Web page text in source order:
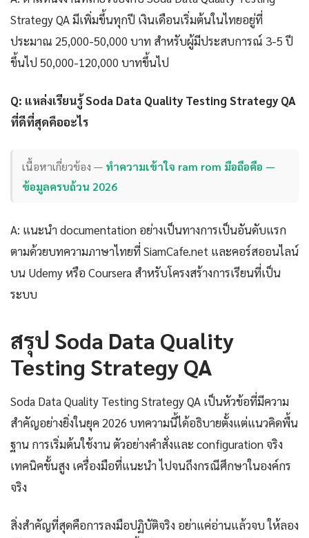
Strategy QA มีเพิ่มขึ้นทุกปี เงินเดือนเริ่มต้นในไทยอยู่ที่
ประมาณ 25,000-50,000 บาท สำหรับผู้มีประสบการณ์ 3-5 ปี
ขึ้นไป 50,000-120,000 บาทขึ้นไป
Q: แหล่งเรียนรู้ Soda Data Quality Testing Strategy QA
ที่ดีที่สุดคืออะไร
เนื้อหาเกี่ยวข้อง — ทำความเข้าใจ ram rom มือถือคือ —
ข้อมูลครบถ้วน 2026
A: แนะนำ documentation อย่างเป็นทางการเป็นอันดับแรก
ตามด้วยบทความภาษาไทยที่ SiamCafe.net และคอร์สออนไลน์
บน Udemy หรือ Coursera สำหรับโครงสร้างการเรียนที่เป็น
ระบบ
สรุป Soda Data Quality
Testing Strategy QA
Soda Data Quality Testing Strategy QA เป็นหัวข้อที่มีความ
สำคัญอย่างยิ่งในยุค 2026 บทความนี้ได้อธิบายตั้งแต่แนวคิดพื้น
ฐาน การเริ่มต้นใช้งาน ตัวอย่างคำสั่งและ configuration จริง
เทคนิคขั้นสูง เครื่องมือที่แนะนำ ไปจนถึงกรณีศึกษาในองค์กร
จริง
สิ่งสำคัญที่สุดคือการลงมือปฏิบัติจริง อย่าแค่อ่านแล้วจบ ให้ลอง